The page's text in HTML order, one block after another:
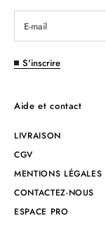
S'inscrire
Aide et contact
LIVRAISON
CGV
MENTIONS LÉGALES
CONTACTEZ-NOUS
ESPACE PRO